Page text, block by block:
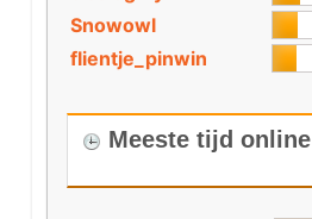
Snowowl
flientje_pinwin
Meeste tijd online